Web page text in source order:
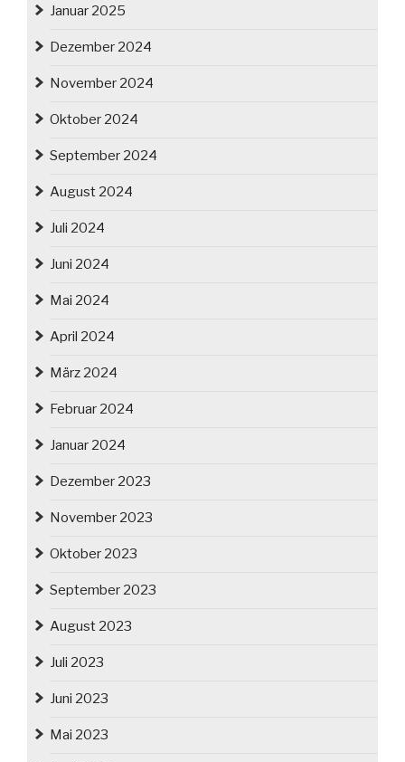
Januar 2025
Dezember 2024
November 2024
Oktober 2024
September 2024
August 2024
Juli 2024
Juni 2024
Mai 2024
April 2024
März 2024
Februar 2024
Januar 2024
Dezember 2023
November 2023
Oktober 2023
September 2023
August 2023
Juli 2023
Juni 2023
Mai 2023